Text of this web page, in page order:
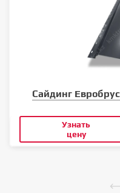
Сайдинг
Узнать
цену